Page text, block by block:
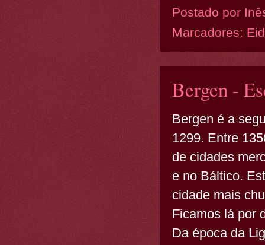
Postado por
Marcadores:
Bergen -
Bergen é a
1299. Entre
de cidades
e no Báltico.
cidade mais
Ficamos lá por
Da época da